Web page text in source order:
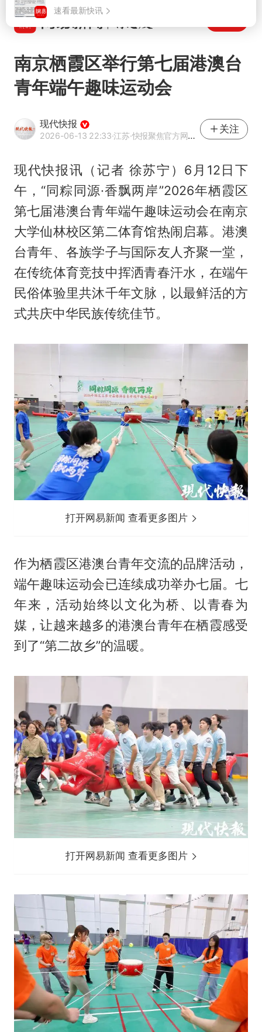
南京栖霞区举行第七届港澳台
青年端午趣味运动会
现代快报
2026-06-13 22:33·江苏·快报聚焦官方网易号
关注
现代快报讯（记者 徐苏宁）6月12日下
午，“同粽同源·香飘两岸”2026年栖霞区
第七届港澳台青年端午趣味运动会在南京
大学仙林校区第二体育馆热闹启幕。港澳
台青年、各族学子与国际友人齐聚一堂，
在传统体育竞技中挥洒青春汗水，在端午
民俗体验里共沐千年文脉，以最鲜活的方
式共庆中华民族传统佳节。
打开网易新闻 查看更多图片
作为栖霞区港澳台青年交流的品牌活动，
端午趣味运动会已连续成功举办七届。七
年来，活动始终以文化为桥、以青春为
媒，让越来越多的港澳台青年在栖霞感受
到了“第二故乡”的温暖。
打开网易新闻 查看更多图片